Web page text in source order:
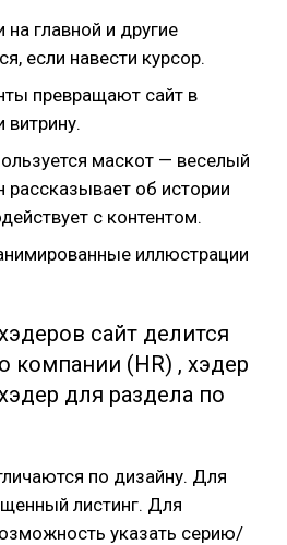
главной и другие
если навести курсор.
превращают сайт в
маскот — веселый
рассказывает об истории
с контентом.
иллюстрации
сайт делится
компании (HR) , хэдер
для раздела по
по дизайну. Для
листинг. Для
указать серию/